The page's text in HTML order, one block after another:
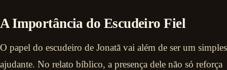
A Importância do Escudeiro Fiel
O papel do escudeiro de Jonatã vai além de ser um simples
ajudante. No relato bíblico, a presença dele não só reforça